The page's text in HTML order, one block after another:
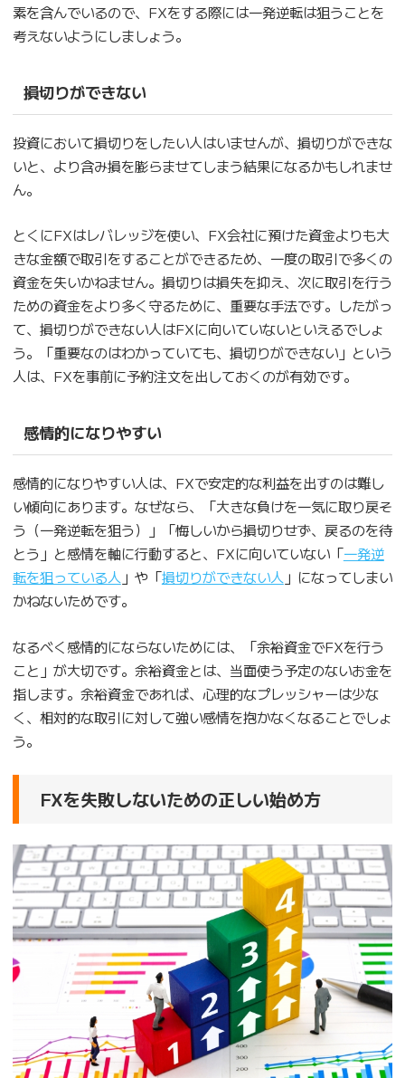
素を含んでいるので、FXをする際には一発逆転は狙うことを
考えないようにしましょう。
損切りができない
投資において損切りをしたい人はいませんが、損切りができな
いと、より含み損を膨らませてしまう結果になるかもしれませ
ん。
とくにFXはレバレッジを使い、FX会社に預けた資金よりも大
きな金額で取引をすることができるため、一度の取引で多くの
資金を失いかねません。損切りは損失を抑え、次に取引を行う
ための資金をより多く守るために、重要な手法です。したがっ
て、損切りができない人はFXに向いていないといえるでしょ
う。「重要なのはわかっていても、損切りができない」という
人は、FXを事前に予約注文を出しておくのが有効です。
感情的になりやすい
感情的になりやすい人は、FXで安定的な利益を出すのは難し
い傾向にあります。なぜなら、「大きな負けを一気に取り戻そ
う（一発逆転を狙う）」「悔しいから損切りせず、戻るのを待
とう」と感情を軸に行動すると、FXに向いていない「一発逆
転を狙っている人」や「損切りができない人」になってしまい
かねないためです。
なるべく感情的にならないためには、「余裕資金でFXを行う
こと」が大切です。余裕資金とは、当面使う予定のないお金を
指します。余裕資金であれば、心理的なプレッシャーは少な
く、相対的な取引に対して強い感情を抱かなくなることでしょ
う。
FXを失敗しないための正しい始め方